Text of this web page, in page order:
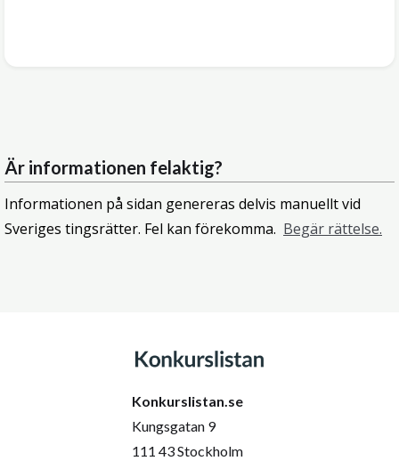
Är informationen felaktig?
Informationen på sidan genereras delvis manuellt vid
Sveriges tingsrätter. Fel kan förekomma. Begär rättelse.
Konkurslistan.se
Kungsgatan 9
111 43 Stockholm